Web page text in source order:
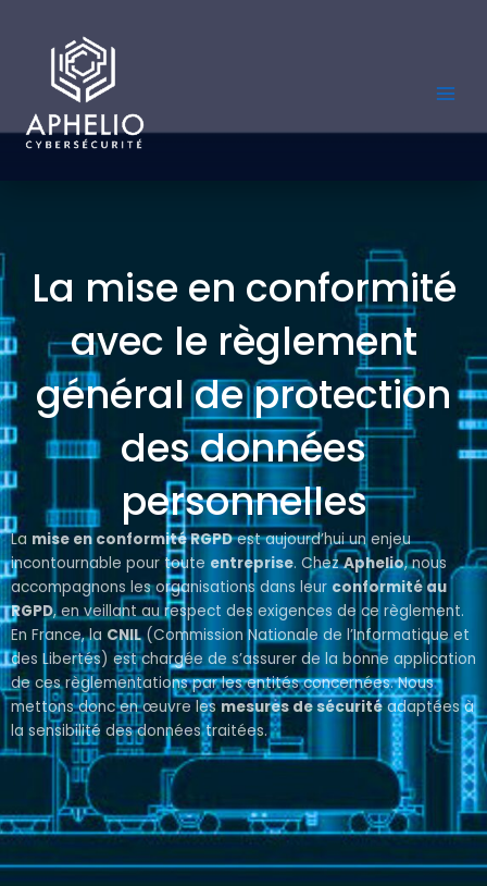
contenu
La mise en conformité
avec le règlement
général de protection
des données
personnelles
La mise en conformité RGPDest aujourd’hui un enjeu
incontournable pour toute entreprise. ChezAphelio, nous
accompagnons les organisations dans leur conformité au
RGPD, en veillant au respect des exigences de ce règlement.
En France, la CNIL(Commission Nationale de l’Informatique et
des Libertés) est chargée de s’assurer de la bonne application
de ces règlementations par les entités concernées. Nous
mettons donc en œuvre les mesures de sécuritéadaptées à
la sensibilité des données traitées.